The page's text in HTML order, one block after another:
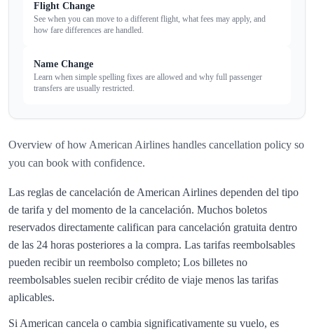
Flight Change
See when you can move to a different flight, what fees may apply, and
how fare differences are handled.
Name Change
Learn when simple spelling fixes are allowed and why full passenger
transfers are usually restricted.
Overview of how American Airlines handles cancellation policy so
you can book with confidence.
Las reglas de cancelación de American Airlines dependen del tipo
de tarifa y del momento de la cancelación. Muchos boletos
reservados directamente califican para cancelación gratuita dentro
de las 24 horas posteriores a la compra. Las tarifas reembolsables
pueden recibir un reembolso completo; Los billetes no
reembolsables suelen recibir crédito de viaje menos las tarifas
aplicables.
Si American cancela o cambia significativamente su vuelo, es